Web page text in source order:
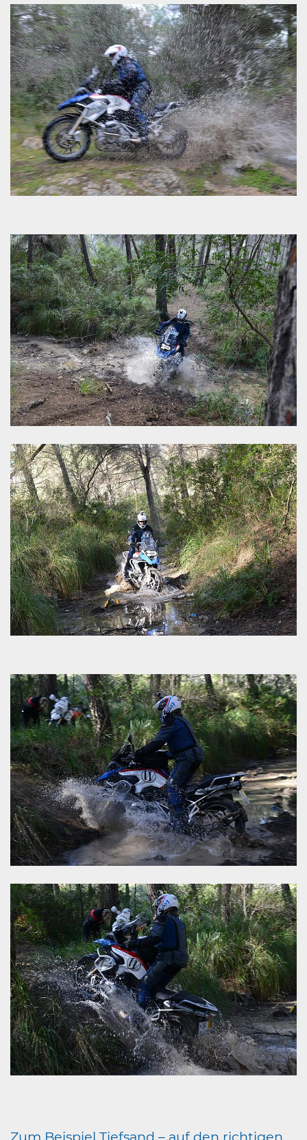
Zum Beispiel Tiefsand – auf den richtigen